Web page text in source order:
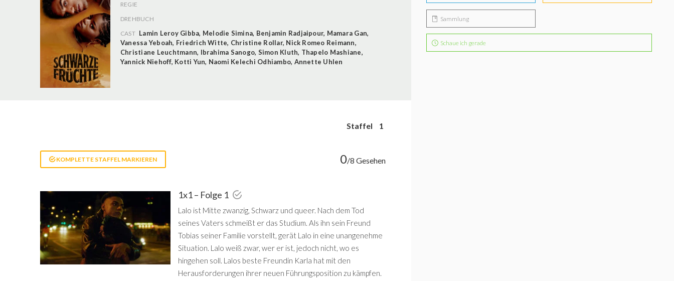
REGIE
DREHBUCH
CAST Lamin Leroy Gibba, Melodie Simina, Benjamin Radjaipour, Mamara Gan,
Vanessa Yeboah, Friedrich Witte, Christine Rollar, Nick Romeo Reimann,
Christiane Leuchtmann, Ibrahima Sanogo, Simon Kluth, Thapelo Mashiane,
Yannick Niehoff, Kotti Yun, Naomi Kelechi Odhiambo, Annette Uhlen
Staffel 1
KOMPLETTE STAFFEL MARKIEREN 0/8 Gesehen
1x1 – Folge 1
Lalo ist Mitte zwanzig, Schwarz und queer. Nach dem Tod
seines Vaters schmeißt er das Studium. Als ihn sein Freund
Tobias seiner Familie vorstellt, gerät Lalo in eine unangenehme
Situation. Lalo weiß zwar, wer er ist, jedoch nicht, wo es
hingehen soll. Lalos beste Freundin Karla hat mit den
Herausforderungen ihrer neuen Führungsposition zu kämpfen.
Sammlung
Schaue ich gerade